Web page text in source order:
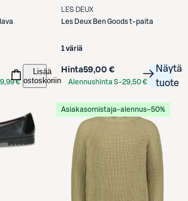
€
Lisää
ostoskoriin
LES DEUX
Les Deux Ben Goods t-paita
1 väriä
Hinta59,00 €
Alennushinta S-29,50 €
Näytä
tuote
Asiakasomistaja-alennus−50%